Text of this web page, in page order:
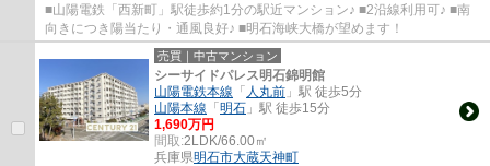
■山陽電鉄「西新町」駅徒歩約1分の駅近マンション♪ ■2沿線利用可♪ ■南
向きにつき陽当たり・通風良好♪ ■明石海峡大橋が望めます！
売買｜中古マンション
シーサイドパレス明石錦明館
山陽電鉄本線 「 人丸前 」駅 徒歩5分
山陽本線 「明石 」駅 徒歩15分
1,690万円
間取:2LDK/66.00㎡
兵庫県明石市大蔵天神町